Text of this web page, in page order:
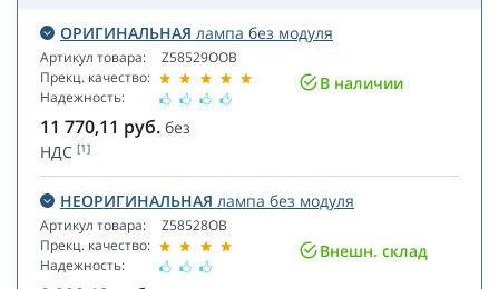
ОРИГИНАЛЬНАЯ лампа без модуля
Артикул товара:
Прекц. качество:
Надежность:
Z58529OOB
В наличии
11 770,11 руб. без
НДС [1]
НЕОРИГИНАЛЬНАЯ лампа без модуля
Артикул товара:
Прекц. качество:
Надежность:
Z58528OB
Внешн. склад